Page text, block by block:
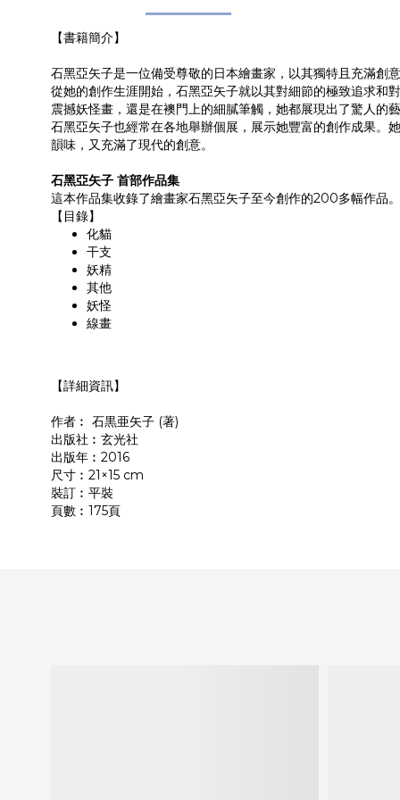
【書籍簡介】
石黑亞矢子是一位備受尊敬的日本繪畫家，以其獨特且充滿創
從她的創作生涯開始，石黑亞矢子就以其對細節的極致追求和
震撼妖怪畫，還是在襖門上的細膩筆觸，她都展現出了驚人的
石黑亞矢子也經常在各地舉辦個展，展示她豐富的創作成果
韻味，又充滿了現代的創意。
石黑亞矢子 首部作品集
這本作品集收錄了繪畫家石黑亞矢子至今創作的200多幅作品
【目錄】
化貓
干支
妖精
其他
妖怪
線畫
【詳細資訊】
作者︰ 石黒亜矢子 (著)
出版社︰玄光社
出版年︰2016
尺寸︰21×15 cm
裝訂︰平裝
頁數︰175頁